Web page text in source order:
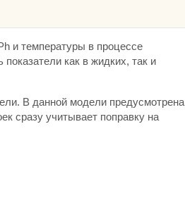
и температуры в процессе
как в жидких, так и
В данной модели предусмотрена
сразу учитывает поправку на